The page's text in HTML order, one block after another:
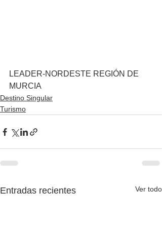
LEADER-NORDESTE REGIÓN DE
MURCIA
Destino Singular
Turismo
Entradas recientes Ver todo